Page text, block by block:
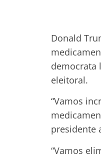
Donald
democrata
eleitoral.
“Vamos
presidente
“Vamos